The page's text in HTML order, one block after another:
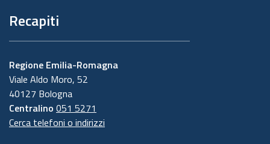
Recapiti
Regione Emilia-Romagna
Viale Aldo Moro, 52
40127 Bologna
Centralino 051 5271
Cerca telefoni o indirizzi